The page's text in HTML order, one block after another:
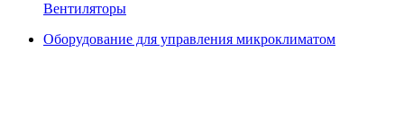
Вентиляторы
Оборудование для управления микроклиматом